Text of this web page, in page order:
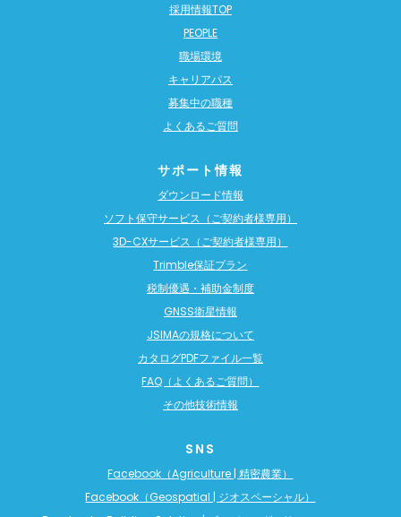
採用情報TOP
PEOPLE
職場環境
キャリアパス
募集中の職種
よくあるご質問
サポート情報
ダウンロード情報
ソフト保守サービス（ご契約者様専用）
3D-CXサービス（ご契約者様専用）
Trimble保証プラン
税制優遇・補助金制度
GNSS衛星情報
JSIMAの規格について
カタログPDFファイル一覧
FAQ（よくあるご質問）
その他技術情報
SNS
Facebook（Agriculture | 精密農業）
Facebook（Geospatial | ジオスペーシャル）